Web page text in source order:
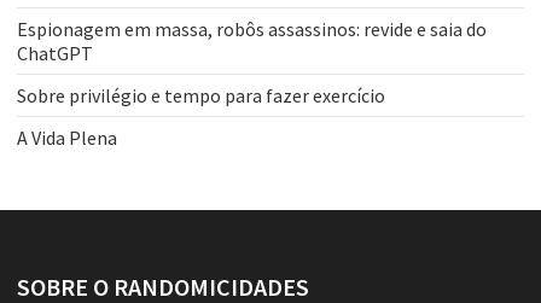
Espionagem em massa, robôs assassinos: revide e saia do
ChatGPT
Sobre privilégio e tempo para fazer exercício
A Vida Plena
SOBRE O RANDOMICIDADES